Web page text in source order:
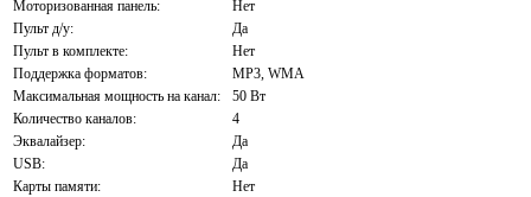
Моторизованная панель:
Нет
Пульт д/у:
Да
Пульт в комплекте:
Нет
Поддержка форматов:
MP3, WMA
Максимальная мощность на канал:
50 Вт
Количество каналов:
4
Эквалайзер:
Да
USB:
Да
Карты памяти:
Нет